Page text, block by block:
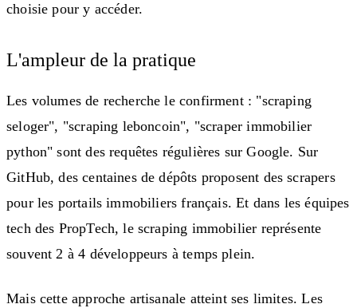
choisie pour y accéder.
L'ampleur de la pratique
Les volumes de recherche le confirment : "scraping
seloger", "scraping leboncoin", "scraper immobilier
python" sont des requêtes régulières sur Google. Sur
GitHub, des centaines de dépôts proposent des scrapers
pour les portails immobiliers français. Et dans les équipes
tech des PropTech, le scraping immobilier représente
souvent 2 à 4 développeurs à temps plein.
Mais cette approche artisanale atteint ses limites. Les